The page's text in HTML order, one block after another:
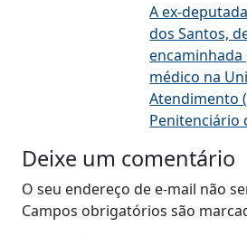
A ex-
dos Santos,
médico na
Atendimento
Penitenciário
Deixe um comentário
O seu endereço de e-mail não
Campos obrigatórios são